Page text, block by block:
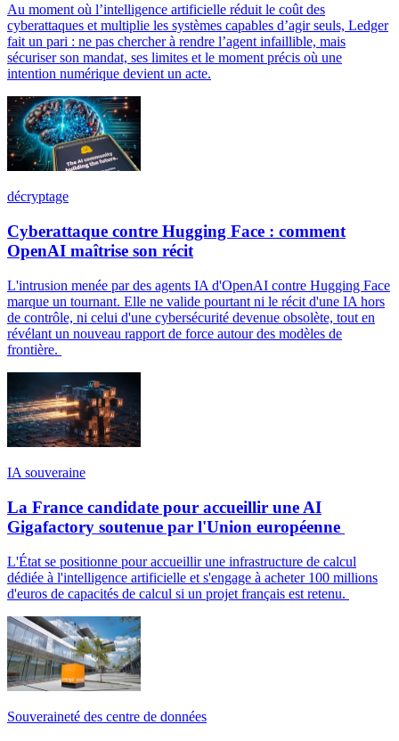
Au moment où l’intelligence artificielle réduit le coût des
cyberattaques et multiplie les systèmes capables d’agir seuls, Ledger
fait un pari : ne pas chercher à rendre l’agent infaillible, mais
sécuriser son mandat, ses limites et le moment précis où une
intention numérique devient un acte.
décryptage
Cyberattaque contre Hugging Face : comment
OpenAI maîtrise son récit
L'intrusion menée par des agents IA d'OpenAI contre Hugging Face
marque un tournant. Elle ne valide pourtant ni le récit d'une IA hors
de contrôle, ni celui d'une cybersécurité devenue obsolète, tout en
révélant un nouveau rapport de force autour des modèles de
frontière.
IA souveraine
La France candidate pour accueillir une AI
Gigafactory soutenue par l'Union européenne
L'État se positionne pour accueillir une infrastructure de calcul
dédiée à l'intelligence artificielle et s'engage à acheter 100 millions
d'euros de capacités de calcul si un projet français est retenu.
Souveraineté des centre de données